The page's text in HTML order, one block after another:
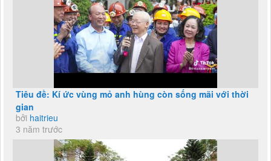
Tiêu đề: Kí ức vùng mỏ anh hùng còn sống mãi với thời
gian
bởi haitrieu
3 năm trước